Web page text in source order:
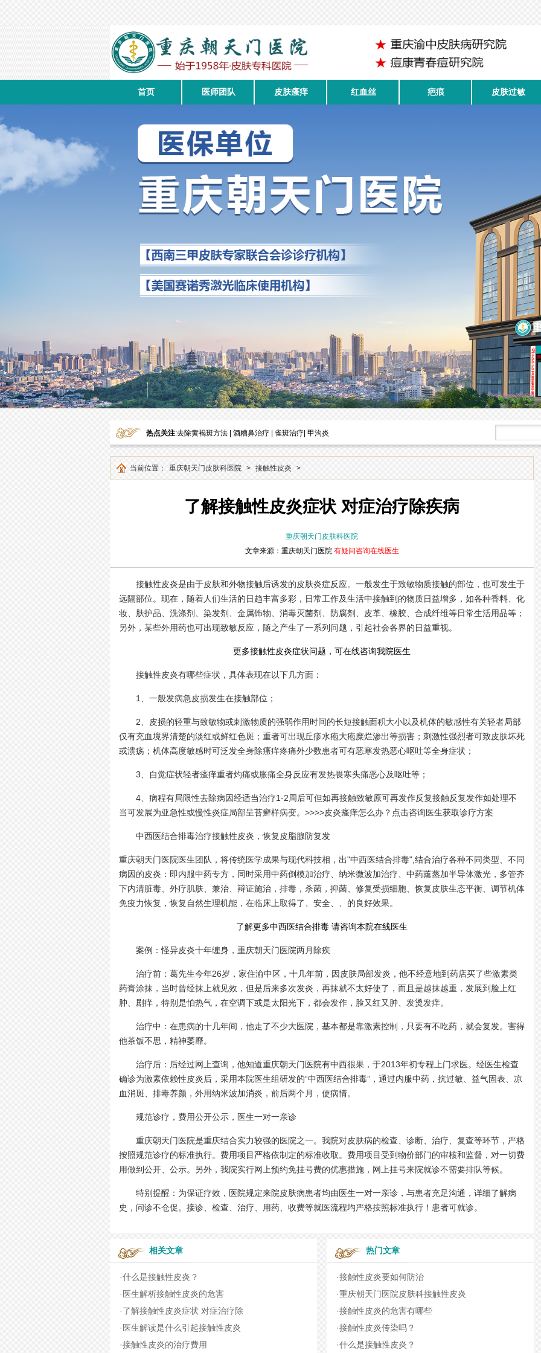
首页 医师团队 皮肤瘙痒 红血丝 疤痕 皮肤过敏
热点关注:去除黄褐斑方法 | 酒糟鼻治疗 | 雀斑治疗| 甲沟炎
当前位置： 重庆朝天门皮肤科医院 > 接触性皮炎 >
了解接触性皮炎症状 对症治疗除疾病
重庆朝天门皮肤科医院
文章来源：重庆朝天门医院 有疑问咨询在线医生
接触性皮炎是由于皮肤和外物接触后诱发的皮肤炎症反应。一般发生于致敏物质接触的部位，也可发生于
远隔部位。现在，随着人们生活的日趋丰富多彩，日常工作及生活中接触到的物质日益增多，如各种香料、化
妆、肤护品、洗涤剂、染发剂、金属饰物、消毒灭菌剂、防腐剂、皮革、橡胶、合成纤维等日常生活用品等；
另外，某些外用药也可出现致敏反应，随之产生了一系列问题，引起社会各界的日益重视。
更多接触性皮炎症状问题，可在线咨询我院医生
接触性皮炎有哪些症状，具体表现在以下几方面：
1、一般发病急皮损发生在接触部位；
2、皮损的轻重与致敏物或刺激物质的强弱作用时间的长短接触面积大小以及机体的敏感性有关轻者局部
仅有充血境界清楚的淡红或鲜红色斑；重者可出现丘疹水疱大疱糜烂渗出等损害；刺激性强烈者可致皮肤坏死
或溃疡；机体高度敏感时可泛发全身除瘙痒疼痛外少数患者可有恶寒发热恶心呕吐等全身症状；
3、自觉症状轻者瘙痒重者灼痛或胀痛全身反应有发热畏寒头痛恶心及呕吐等；
4、病程有局限性去除病因经适当治疗1-2周后可但如再接触致敏原可再发作反复接触反复发作如处理不
当可发展为亚急性或慢性炎症局部呈苔癣样病变。>>>>皮炎瘙痒怎么办？点击咨询医生获取诊疗方案
中西医结合排毒治疗接触性皮炎，恢复皮脂腺防复发
重庆朝天门医院医生团队，将传统医学成果与现代科技相，出"中西医结合排毒",结合治疗各种不同类型、不同
病因的皮炎：即内服中药专方，同时采用中药倒模加治疗、纳米微波加治疗、中药薰蒸加半导体激光，多管齐
下内清脏毒、外疗肌肤、兼治、辩证施治，排毒，杀菌，抑菌、修复受损细胞、恢复皮肤生态平衡、调节机体
免疫力恢复，恢复自然生理机能，在临床上取得了、安全、、的良好效果。
了解更多中西医结合排毒 请咨询本院在线医生
案例：怪异皮炎十年缠身，重庆朝天门医院两月除疾
治疗前：葛先生今年26岁，家住渝中区，十几年前，因皮肤局部发炎，他不经意地到药店买了些激素类
药膏涂抹，当时曾经抹上就见效，但是后来多次发炎，再抹就不太好使了，而且是越抹越重，发展到脸上红
肿、剧痒，特别是怕热气，在空调下或是太阳光下，都会发作，脸又红又肿、发烫发痒。
治疗中：在患病的十几年间，他走了不少大医院，基本都是靠激素控制，只要有不吃药，就会复发。害得
他茶饭不思，精神萎靡。
治疗后：后经过网上查询，他知道重庆朝天门医院有中西很果，于2013年初专程上门求医。经医生检查
确诊为激素依赖性皮炎后，采用本院医生组研发的“中西医结合排毒”，通过内服中药，抗过敏、益气固表、凉
血消斑、排毒养颜，外用纳米波加消炎，前后两个月，使病情。
规范诊疗，费用公开公示，医生一对一亲诊
重庆朝天门医院是重庆结合实力较强的医院之一。我院对皮肤病的检查、诊断、治疗、复查等环节，严格
按照规范诊疗的标准执行。费用项目严格依制定的标准收取。费用项目受到物价部门的审核和监督，对一切费
用做到公开、公示。另外，我院实行网上预约免挂号费的优惠措施，网上挂号来院就诊不需要排队等候。
特别提醒：为保证疗效，医院规定来院皮肤病患者均由医生一对一亲诊，与患者充足沟通，详细了解病
史，问诊不仓促。接诊、检查、治疗、用药、收费等就医流程均严格按照标准执行！患者可就诊。
相关文章
·什么是接触性皮炎？
·医生解析接触性皮炎的危害
·了解接触性皮炎症状 对症治疗除
·医生解读是什么引起接触性皮炎
·接触性皮炎的治疗费用
热门文章
·接触性皮炎要如何防治
·重庆朝天门医院皮肤科接触性皮炎
·接触性皮炎的危害有哪些
·接触性皮炎传染吗？
·什么是接触性皮炎？